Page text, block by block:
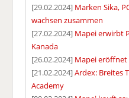
[29.02.2024] Marken Sika,
wachsen zusammen
[27.02.2024] Mapei erwirbt
Kanada
[26.02.2024] Mapei eröffnet
[21.02.2024]Ardex: Breites
Academy